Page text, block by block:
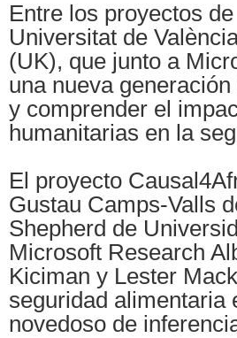
Entre los proyectos
Universitat de
(UK), que junto a
una nueva
y comprender el
humanitarias en la
El proyecto
Gustau Camps-Valls
Shepherd de
Microsoft Research
Kiciman y Lester
seguridad alimentaria
novedoso de